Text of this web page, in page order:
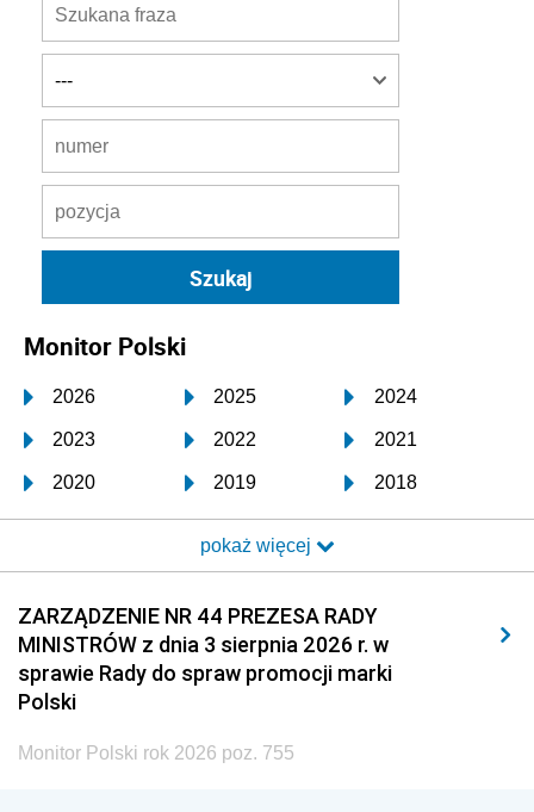
Monitor Polski
2026 2025 2024
2023 2022 2021
2020 2019 2018
2017 2016 2015
2014 2013 2012
2011 2010 2009
2008 2007 2006
2005
pokaż więcej
ZARZĄDZENIE NR 44 PREZESA RADY
MINISTRÓW z dnia 3 sierpnia 2026 r. w
sprawie Rady do spraw promocji marki
Polski
Monitor Polski rok 2026 poz. 755